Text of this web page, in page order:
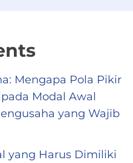
Mengapa Pola Pikir
Modal Awal
yang Wajib
yang Harus Dimiliki